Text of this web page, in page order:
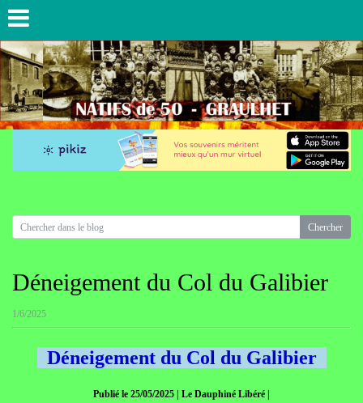
Déneigement du Col du Galibier
1/6/2025
Déneigement du Col du Galibier
Publié le 25/05/2025 | Le Dauphiné Libéré |